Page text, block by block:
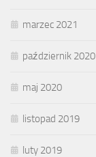
marzec 2021
październik 2020
maj 2020
listopad 2019
luty 2019